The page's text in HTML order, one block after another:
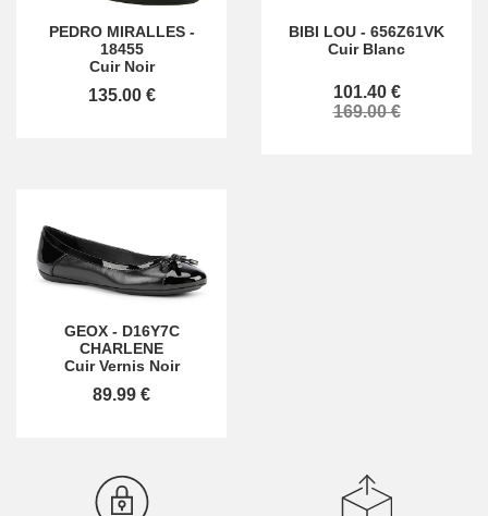
PEDRO MIRALLES-
18455
Cuir Noir
135.00 €
BIBI LOU - 656Z61VK
Cuir Blanc
101.40 €
169.00 €
GEOX- D16Y7C
CHARLENE
Cuir Vernis Noir
89.99 €